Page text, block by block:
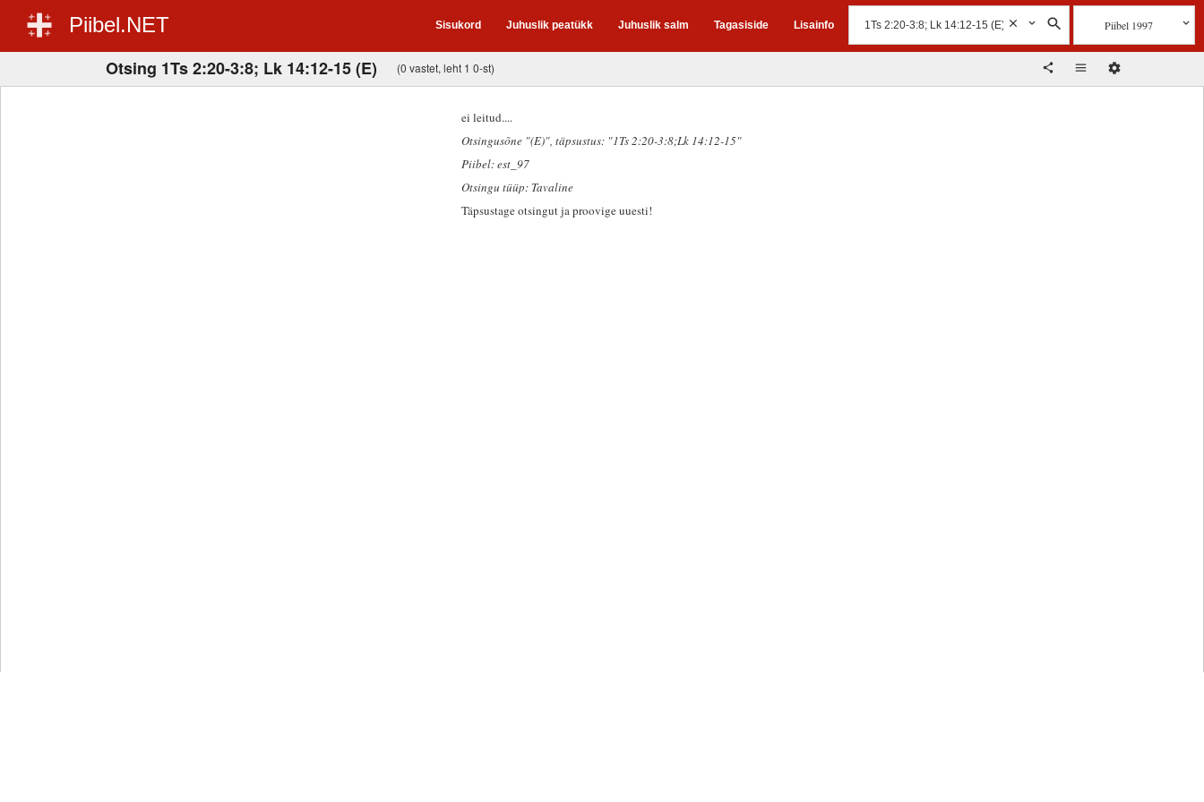
Piibel.NET Sisukord Juhuslik peatükk Juhuslik salm Tagasiside Lisainfo Piibel 1997
Otsing 1Ts 2:20-3:8; Lk 14:12-15 (E) (0 vastet, leht 1 0-st)
ei leitud....
Otsingusõne "(E)" , täpsustus: "1Ts 2:20-3:8;Lk 14:12-15"
Piibel: est_97
Otsingu tüüp: Tavaline
Täpsustage otsingut ja proovige uuesti!